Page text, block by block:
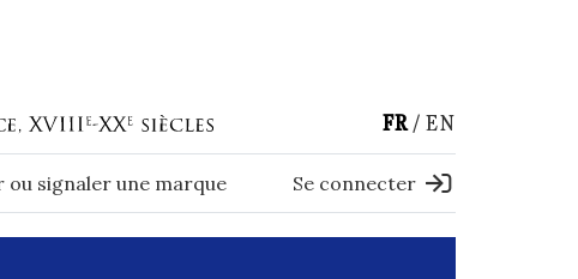
FR EN
signaler une marque Se connecter